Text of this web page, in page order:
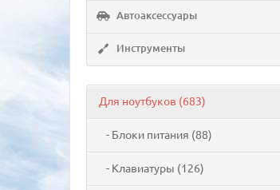
Автоаксессуары
Инструменты
Для ноутбуков (683)
- Блоки питания (88)
- Клавиатуры (126)